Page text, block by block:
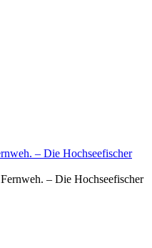
– Die Hochseefischer